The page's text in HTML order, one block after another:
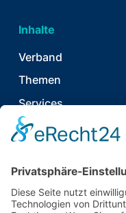
Inhalte
Verband
Themen
Services
News & Publikationen
Kontakt